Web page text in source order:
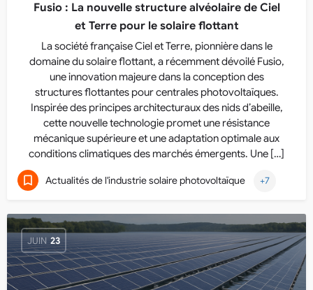
Fusio : La nouvelle structure alvéolaire de Ciel
et Terre pour le solaire flottant
La société française Ciel et Terre, pionnière dans le
domaine du solaire flottant, a récemment dévoilé Fusio,
une innovation majeure dans la conception des
structures flottantes pour centrales photovoltaïques.
Inspirée des principes architecturaux des nids d’abeille,
cette nouvelle technologie promet une résistance
mécanique supérieure et une adaptation optimale aux
conditions climatiques des marchés émergents. Une […]
Actualités de l'industrie solaire photovoltaïque +7
JUIN 23